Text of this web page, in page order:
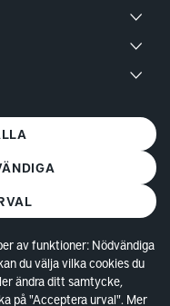
av funktioner: Nödvändiga
du välja vilka cookies du
ändra ditt samtycke,
på "Acceptera urval". Mer
(publ)
Cookies